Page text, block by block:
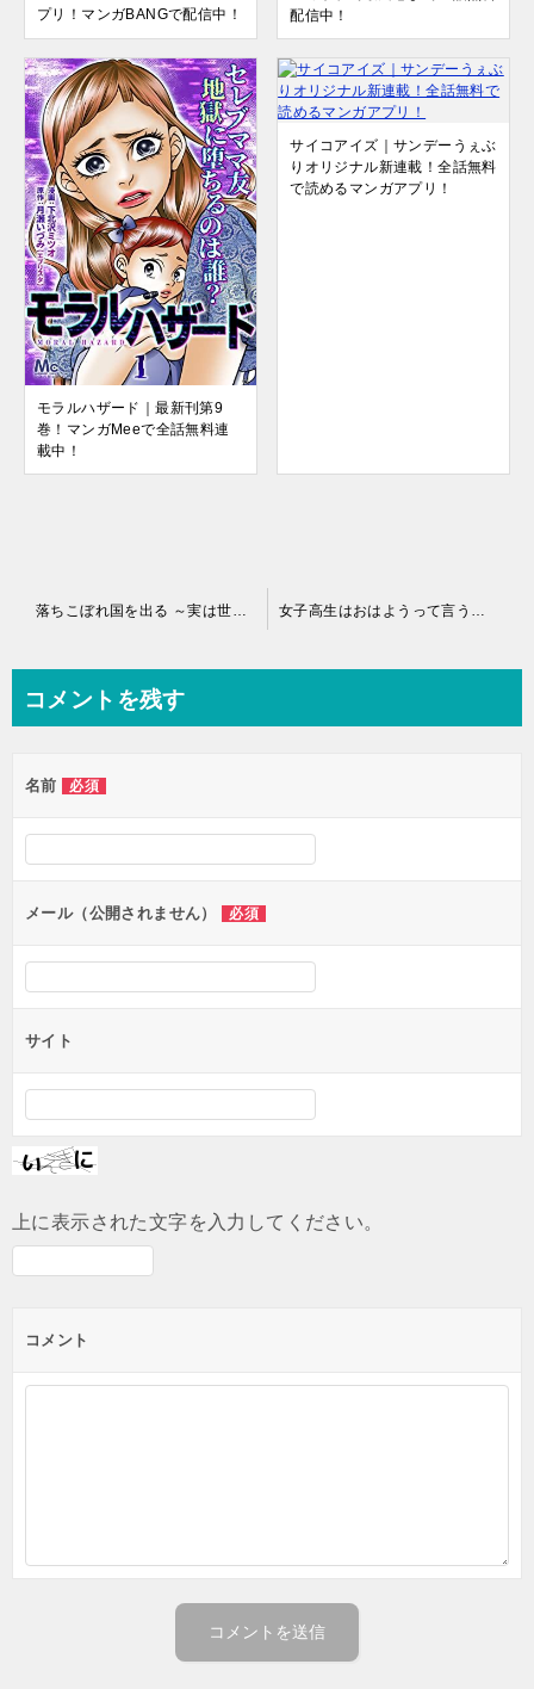
プリ！マンガBANGで配信中！
配信中！
モラルハザード｜最新刊第9
巻！マンガMeeで全話無料連
載中！
サイコアイズ｜サンデーうぇぶ
りオリジナル新連載！全話無料
で読めるマンガアプリ！
ビ
ー
シ
ン
落ちこぼれ国を出る ～実は世界で4人目の付与術師だった件について～｜マンガUPで全話無料連載中！ 女子高生はおはようって言う｜マンガUPにて全話無料で連載中！
コメントを残す
名前 必須
メール（公開されません） 必須
サイト
上に表示された文字を入力してください。
コメント